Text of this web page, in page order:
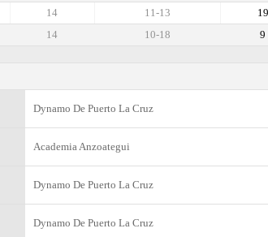
19
11-13
14
9
10-18
14
Dynamo De Puerto La Cruz
Academia Anzoategui
Dynamo De Puerto La Cruz
Dynamo De Puerto La Cruz